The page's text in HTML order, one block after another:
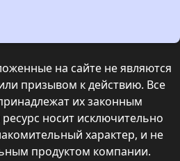
на сайте не являются
призывом к действию. Все
их законным
носит исключительно
характер, и не
продуктом компании.